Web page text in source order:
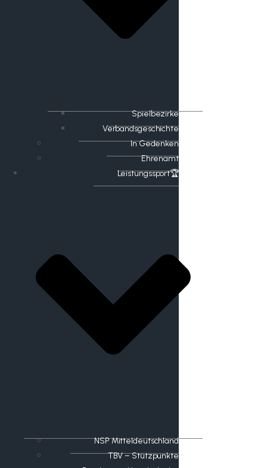
Spielbezirke
Verbandsgeschichte
In Gedenken
Ehrenamt
​Leistungssport🏆
NSP Mitteldeutschland
TBV – Stützpunkte